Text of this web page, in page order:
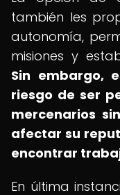
también les
autonomía,
misiones y
Sin embargo,
riesgo de ser
mercenarios
afectar su
encontrar
En última